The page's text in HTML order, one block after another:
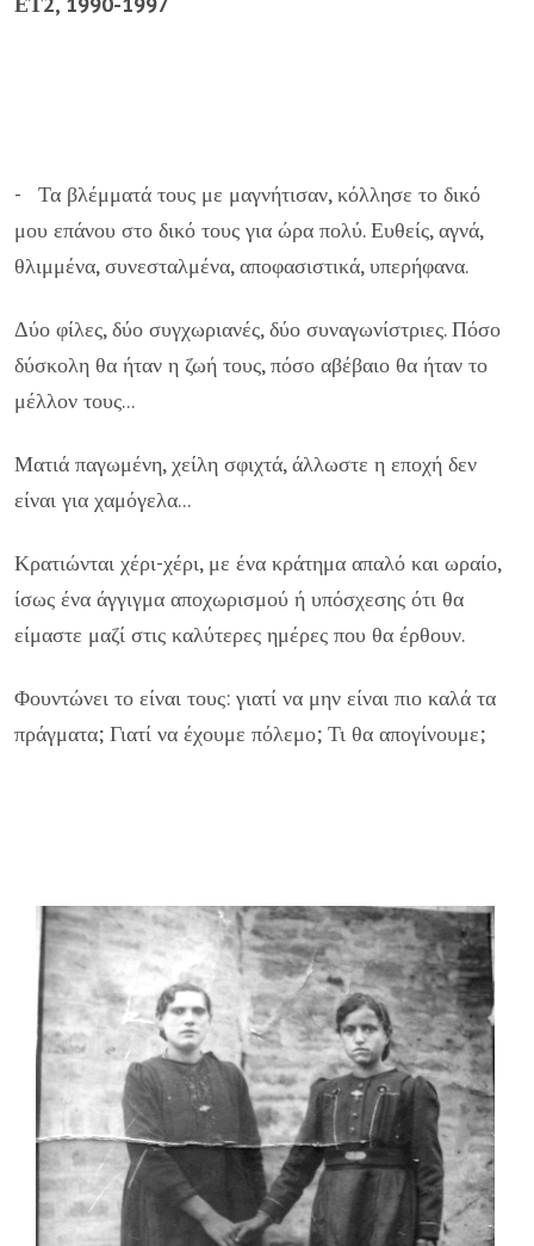
- Τα βλέμματά τους με μαγνήτισαν, κόλλησε το δικό
μου επάνου στο δικό τους για ώρα πολύ. Ευθείς, αγνά,
θλιμμένα, συνεσταλμένα, αποφασιστικά, υπερήφανα.
Δύο φίλες, δύο συγχωριανές, δύο συναγωνίστριες. Πόσο
δύσκολη θα ήταν η ζωή τους, πόσο αβέβαιο θα ήταν το
μέλλον τους...
Ματιά παγωμένη, χείλη σφιχτά, άλλωστε η εποχή δεν
είναι για χαμόγελα...
Κρατιώνται χέρι-χέρι, με ένα κράτημα απαλό και ωραίο,
ίσως ένα άγγιγμα αποχωρισμού ή υπόσχεσης ότι θα
είμαστε μαζί στις καλύτερες ημέρες που θα έρθουν.
Φουντώνει το είναι τους: γιατί να μην είναι πιο καλά τα
πράγματα; Γιατί να έχουμε πόλεμο; Τι θα απογίνουμε;